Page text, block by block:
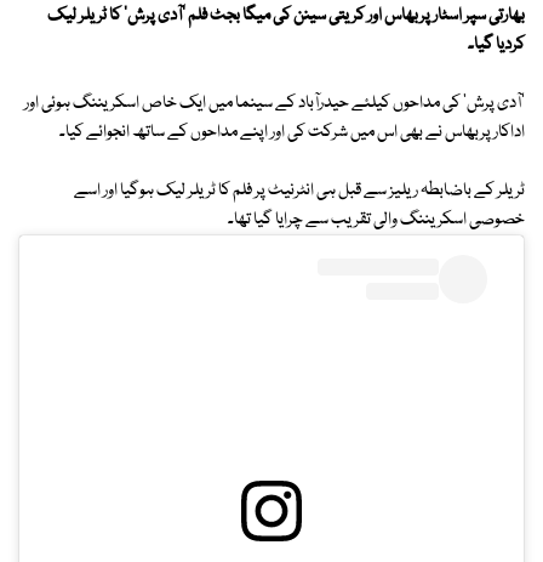
بھارتی سپر اسٹار پربھاس اور کریتی سینن کی میگا بجٹ فلم 'آدی پرش' کا ٹریلر لیک
کردیا گیا۔
'آدی پرش' کی مداحوں کیلئے حیدرآباد کے سینما میں ایک خاص اسکریننگ ہوئی اور
اداکار پربھاس نے بھی اس میں شرکت کی اور اپنے مداحوں کے ساتھ انجوائے کیا۔
ٹریلر کے باضابطہ ریلیز سے قبل ہی انٹرنیٹ پر فلم کا ٹریلر لیک ہوگیا اور اسے
خصوصی اسکریننگ والی تقریب سے چرایا گیا تھا۔